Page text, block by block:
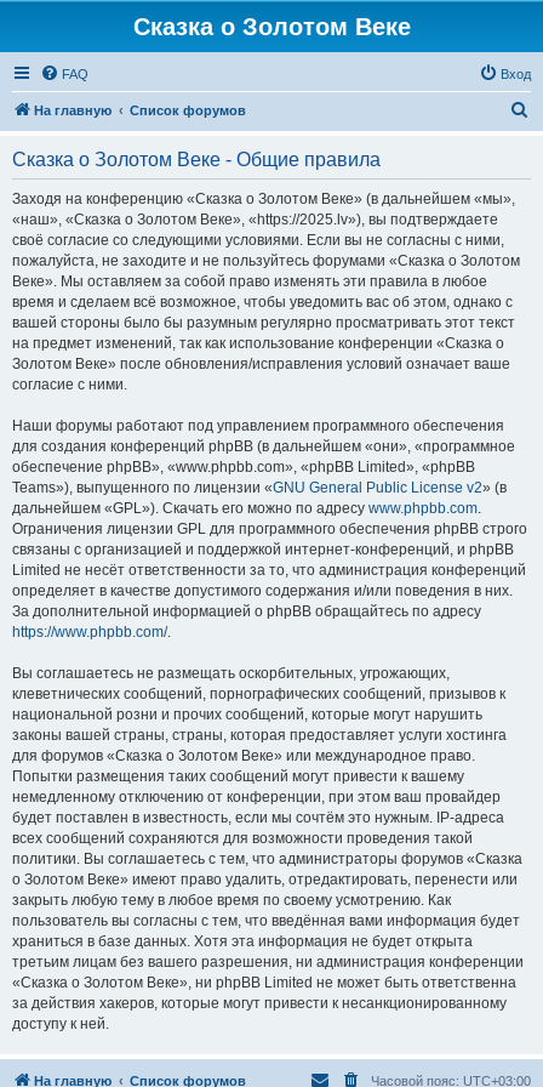
Сказка о Золотом Веке
FAQ Вход
На главную Список форумов
Сказка о Золотом Веке - Общие правила
Заходя на конференцию «Сказка о Золотом Веке» (в дальнейшем «мы»,
«наш», «Сказка о Золотом Веке», «https://2025.lv»), вы подтверждаете
своё согласие со следующими условиями. Если вы не согласны с ними,
пожалуйста, не заходите и не пользуйтесь форумами «Сказка о Золотом
Веке». Мы оставляем за собой право изменять эти правила в любое
время и сделаем всё возможное, чтобы уведомить вас об этом, однако с
вашей стороны было бы разумным регулярно просматривать этот текст
на предмет изменений, так как использование конференции «Сказка о
Золотом Веке» после обновления/исправления условий означает ваше
согласие с ними.
Наши форумы работают под управлением программного обеспечения
для создания конференций phpBB (в дальнейшем «они», «программное
обеспечение phpBB», «www.phpbb.com», «phpBB Limited», «phpBB
Teams»), выпущенного по лицензии «GNU General Public License v2» (в
дальнейшем «GPL»). Скачать его можно по адресу www.phpbb.com.
Ограничения лицензии GPL для программного обеспечения phpBB строго
связаны с организацией и поддержкой интернет-конференций, и phpBB
Limited не несёт ответственности за то, что администрация конференций
определяет в качестве допустимого содержания и/или поведения в них.
За дополнительной информацией о phpBB обращайтесь по адресу
https://www.phpbb.com/.
Вы соглашаетесь не размещать оскорбительных, угрожающих,
клеветнических сообщений, порнографических сообщений, призывов к
национальной розни и прочих сообщений, которые могут нарушить
законы вашей страны, страны, которая предоставляет услуги хостинга
для форумов «Сказка о Золотом Веке» или международное право.
Попытки размещения таких сообщений могут привести к вашему
немедленному отключению от конференции, при этом ваш провайдер
будет поставлен в известность, если мы сочтём это нужным. IP-адреса
всех сообщений сохраняются для возможности проведения такой
политики. Вы соглашаетесь с тем, что администраторы форумов «Сказка
о Золотом Веке» имеют право удалить, отредактировать, перенести или
закрыть любую тему в любое время по своему усмотрению. Как
пользователь вы согласны с тем, что введённая вами информация будет
храниться в базе данных. Хотя эта информация не будет открыта
третьим лицам без вашего разрешения, ни администрация конференции
«Сказка о Золотом Веке», ни phpBB Limited не может быть ответственна
за действия хакеров, которые могут привести к несанкционированному
доступу к ней.
На главную Список форумов Часовой пояс: UTC+03:00